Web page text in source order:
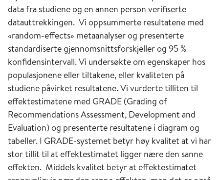
data fra studiene og en annen person verifiserte
datauttrekkingen. Vi oppsummerte resultatene med
«random-effects» metaanalyser og presenterte
standardiserte gjennomsnittsforskjeller og 95 %
konfidensintervall. Vi undersøkte om egenskaper hos
populasjonene eller tiltakene, eller kvaliteten på
studiene påvirket resultatene. Vi vurderte tilliten til
effektestimatene med GRADE (Grading of
Recommendations Assessment, Development and
Evaluation) og presenterte resultatene i diagram og
tabeller. I GRADE-systemet betyr høy kvalitet at vi har
stor tillit til at effektestimatet ligger nære den sanne
effekten. Middels kvalitet betyr at effektestimatet